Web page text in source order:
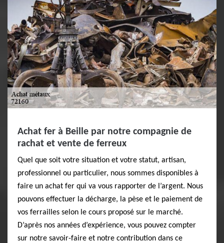
Achat fer à Beille par notre compagnie de
rachat et vente de ferreux
Quel que soit votre situation et votre statut, artisan,
professionnel ou particulier, nous sommes disponibles à
faire un achat fer qui va vous rapporter de l’argent. Nous
pouvons effectuer la décharge, la pèse et le paiement de
vos ferrailles selon le cours proposé sur le marché.
D’après nos années d’expérience, vous pouvez compter
sur notre savoir-faire et notre contribution dans ce